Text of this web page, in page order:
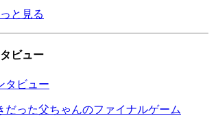
と見る
ビュー
だった父ちゃんのファイナルゲーム